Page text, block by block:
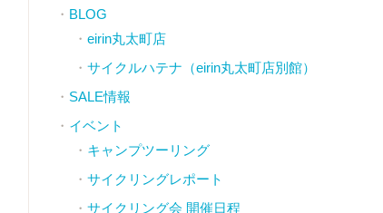
BLOG
eirin丸太町店
サイクルハテナ（eirin丸太町店別館）
SALE情報
イベント
キャンプツーリング
サイクリングレポート
サイクリング会 開催日程